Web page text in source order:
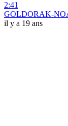
2:41
GOLDORAK-
il y a 19 ans